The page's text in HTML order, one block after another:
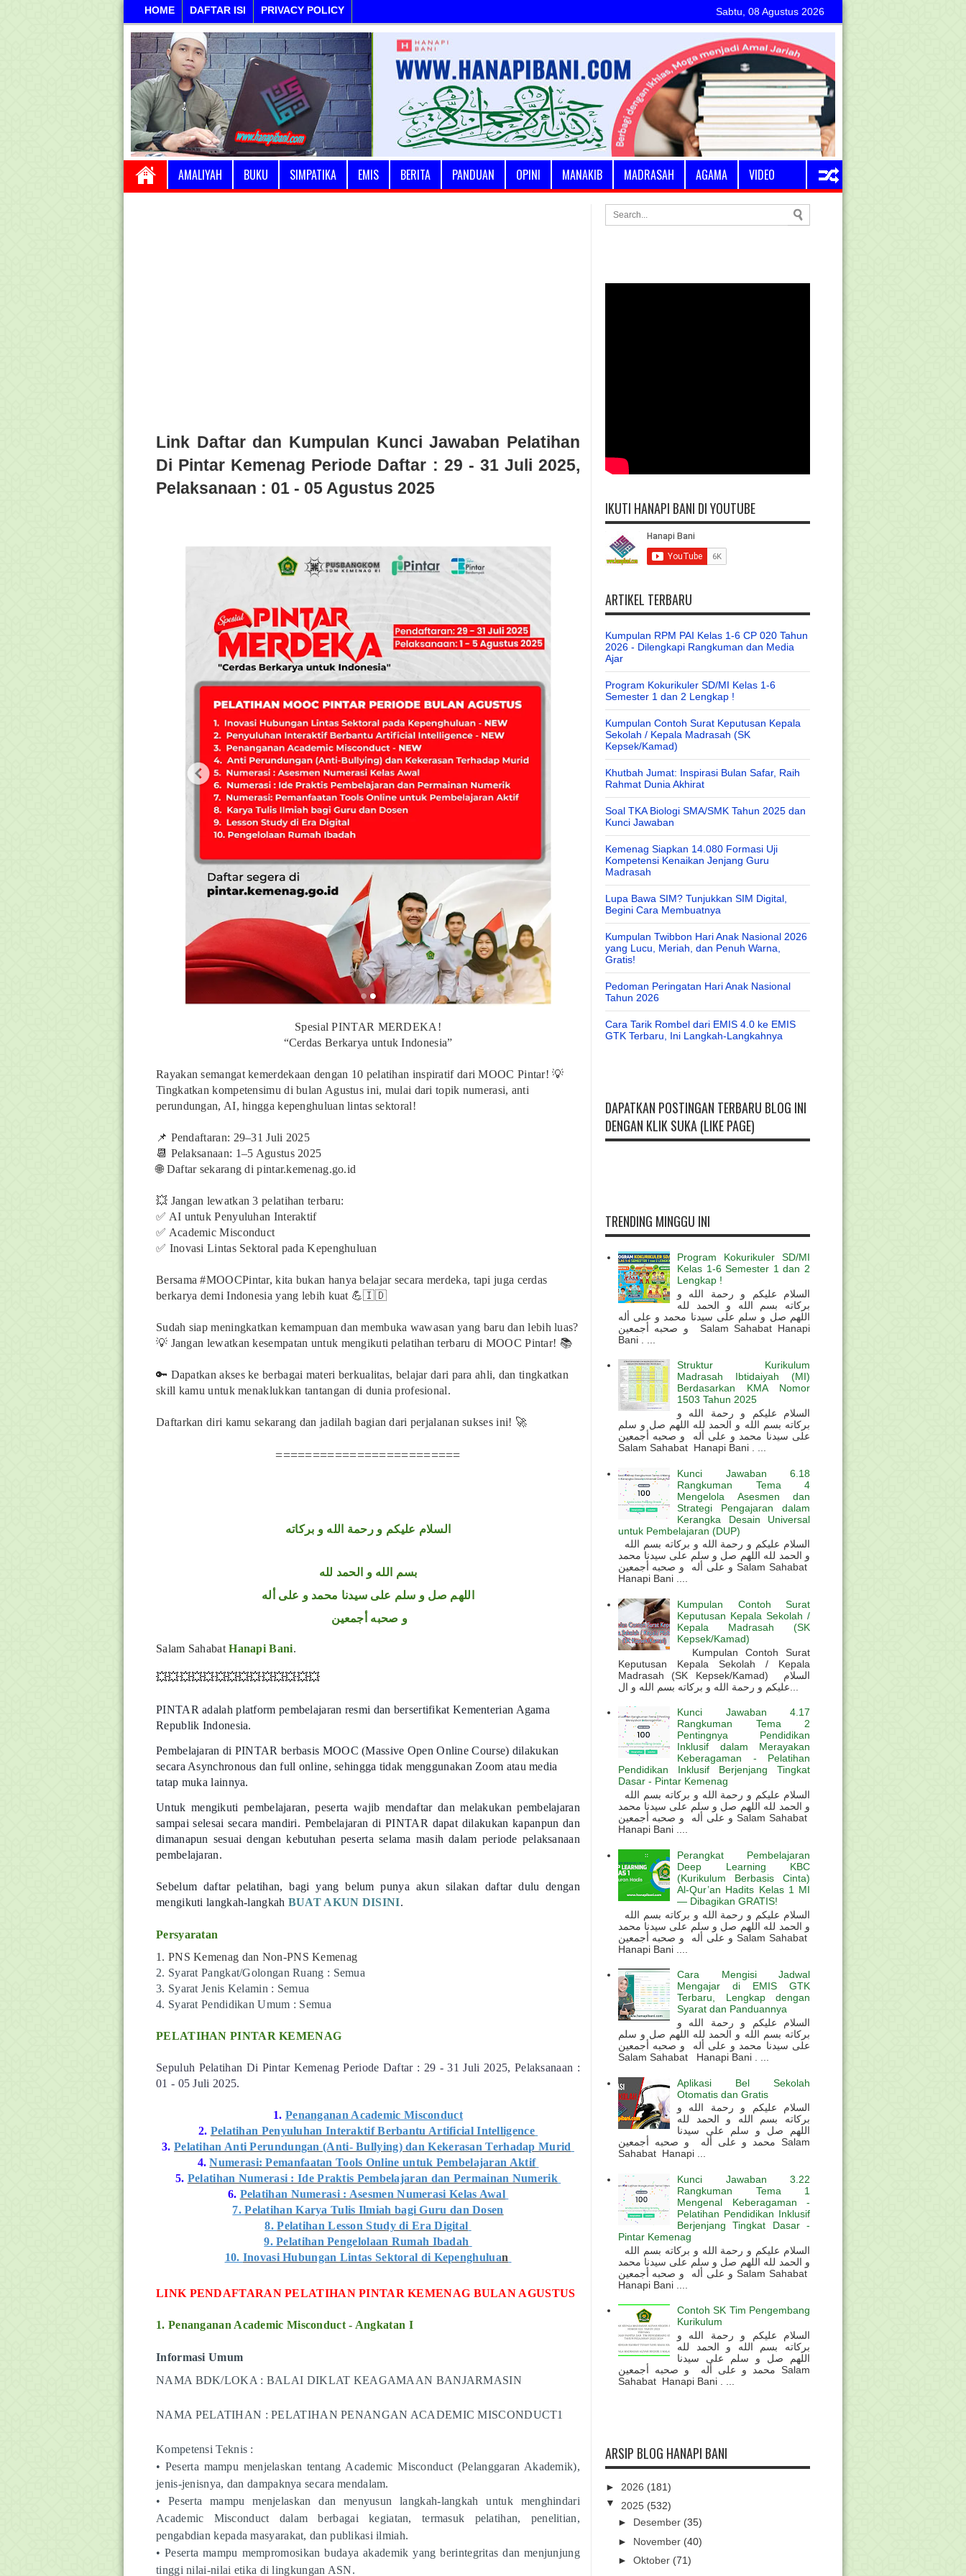
HOME DAFTAR ISI PRIVACY POLICY Sabtu, 08 Agustus 2026
AMALIYAH BUKU SIMPATIKA EMIS BERITA PANDUAN OPINI MANAKIB MADRASAH AGAMA VIDEO
Link Daftar dan Kumpulan Kunci Jawaban Pelatihan
Di Pintar Kemenag Periode Daftar : 29 - 31 Juli 2025,
Pelaksanaan : 01 - 05 Agustus 2025
Spesial PINTAR MERDEKA!
“Cerdas Berkarya untuk Indonesia”
Rayakan semangat kemerdekaan dengan 10 pelatihan inspiratif dari MOOC Pintar! 💡
Tingkatkan kompetensimu di bulan Agustus ini, mulai dari topik numerasi, anti
perundungan, AI, hingga kepenghuluan lintas sektoral!
📌 Pendaftaran: 29–31 Juli 2025
📆 Pelaksanaan: 1–5 Agustus 2025
🌐 Daftar sekarang di pintar.kemenag.go.id
💥 Jangan lewatkan 3 pelatihan terbaru:
✅ AI untuk Penyuluhan Interaktif
✅ Academic Misconduct
✅ Inovasi Lintas Sektoral pada Kepenghuluan
Bersama #MOOCPintar, kita bukan hanya belajar secara merdeka, tapi juga cerdas
berkarya demi Indonesia yang lebih kuat 💪🇮🇩
Sudah siap meningkatkan kemampuan dan membuka wawasan yang baru dan lebih luas?
💡 Jangan lewatkan kesempatan untuk mengikuti pelatihan terbaru di MOOC Pintar! 📚
🔑 Dapatkan akses ke berbagai materi berkualitas, belajar dari para ahli, dan tingkatkan
skill kamu untuk menaklukkan tantangan di dunia profesional.
Daftarkan diri kamu sekarang dan jadilah bagian dari perjalanan sukses ini! 🚀
=========================
السلام عليكم و رحمة الله و بركاته
بسم الله و الحمد لله
اللهم صل و سلم على سيدنا محمد و على أله
و صحبه أجمعين
Salam SahabatHanapi Bani.
💥💥💥💥💥💥💥💥💥💥💥💥💥💥
PINTAR adalah platform pembelajaran resmi dan bersertifikat Kementerian Agama
Republik Indonesia.
Pembelajaran di PINTAR berbasis MOOC (Massive Open Online Course) dilakukan
secara Asynchronous dan full online, sehingga tidak menggunakan Zoom atau media
tatap muka lainnya.
Untuk mengikuti pembelajaran, peserta wajib mendaftar dan melakukan pembelajaran
sampai selesai secara mandiri. Pembelajaran di PINTAR dapat dilakukan kapanpun dan
dimanapun sesuai dengan kebutuhan peserta selama masih dalam periode pelaksanaan
pembelajaran.
Sebelum daftar pelatihan, bagi yang belum punya akun silakan daftar dulu dengan
mengikuti langkah-langkah BUAT AKUN DISINI.
Persyaratan
1. PNS Kemenag dan Non-PNS Kemenag
2. Syarat Pangkat/Golongan Ruang : Semua
3. Syarat Jenis Kelamin : Semua
4. Syarat Pendidikan Umum : Semua
PELATIHAN PINTAR KEMENAG
Sepuluh Pelatihan Di Pintar Kemenag Periode Daftar : 29 - 31 Juli 2025, Pelaksanaan :
01 - 05 Juli 2025.
1. Penanganan Academic Misconduct
2. Pelatihan Penyuluhan Interaktif Berbantu Artificial Intelligence
3. Pelatihan Anti Perundungan (Anti- Bullying) dan Kekerasan Terhadap Murid
4.Numerasi: Pemanfaatan Tools Online untuk Pembelajaran Aktif
5. Pelatihan Numerasi : Ide Praktis Pembelajaran dan Permainan Numerik
6. Pelatihan Numerasi : Asesmen Numerasi Kelas Awal
7.Pelatihan Karya Tulis Ilmiah bagi Guru dan Dosen
8.Pelatihan Lesson Study di Era Digital
9.Pelatihan Pengelolaan Rumah Ibadah
10. Inovasi Hubungan Lintas Sektoral di Kepenghuluan
LINK PENDAFTARAN PELATIHAN PINTAR KEMENAG BULAN AGUSTUS
1. Penanganan Academic Misconduct - Angkatan I
Informasi Umum
NAMA BDK/LOKA : BALAI DIKLAT KEAGAMAAN BANJARMASIN
NAMA PELATIHAN : PELATIHAN PENANGAN ACADEMIC MISCONDUCT1
Kompetensi Teknis :
• Peserta mampu menjelaskan tentang Academic Misconduct (Pelanggaran Akademik),
jenis-jenisnya, dan dampaknya secara mendalam.
• Peserta mampu menjelaskan dan menyusun langkah-langkah untuk menghindari
Academic Misconduct dalam berbagai kegiatan, termasuk pelatihan, penelitian,
pengabdian kepada masyarakat, dan publikasi ilmiah.
• Peserta mampu mempromosikan budaya akademik yang berintegritas dan menjunjung
tinggi nilai-nilai etika di lingkungan ASN.
IKUTI HANAPI BANI DI YOUTUBE
ARTIKEL TERBARU
Kumpulan RPM PAI Kelas 1-6 CP 020 Tahun
2026 - Dilengkapi Rangkuman dan Media
Ajar
Program Kokurikuler SD/MI Kelas 1-6
Semester 1 dan 2 Lengkap !
Kumpulan Contoh Surat Keputusan Kepala
Sekolah / Kepala Madrasah (SK
Kepsek/Kamad)
Khutbah Jumat: Inspirasi Bulan Safar, Raih
Rahmat Dunia Akhirat
Soal TKA Biologi SMA/SMK Tahun 2025 dan
Kunci Jawaban
Kemenag Siapkan 14.080 Formasi Uji
Kompetensi Kenaikan Jenjang Guru
Madrasah
Lupa Bawa SIM? Tunjukkan SIM Digital,
Begini Cara Membuatnya
Kumpulan Twibbon Hari Anak Nasional 2026
yang Lucu, Meriah, dan Penuh Warna,
Gratis!
Pedoman Peringatan Hari Anak Nasional
Tahun 2026
Cara Tarik Rombel dari EMIS 4.0 ke EMIS
GTK Terbaru, Ini Langkah-Langkahnya
DAPATKAN POSTINGAN TERBARU BLOG INI
DENGAN KLIK SUKA (LIKE PAGE)
TRENDING MINGGU INI
Program Kokurikuler SD/MI
Kelas 1-6 Semester 1 dan 2
Lengkap !
السلام عليكم و رحمة الله و
بركاته بسم الله و الحمد لله
اللهم صل و سلم على سيدنا محمد و على أله
و صحبه أجمعين Salam Sahabat Hanapi
Bani . ...
Struktur Kurikulum
Madrasah Ibtidaiyah (MI)
Berdasarkan KMA Nomor
1503 Tahun 2025
السلام عليكم و رحمة الله و
بركاته بسم الله و الحمد لله اللهم صل و سلم
على سيدنا محمد و على أله و صحبه أجمعين
Salam Sahabat Hanapi Bani . ...
Kunci Jawaban 6.18
Rangkuman Tema 4
Mengelola Asesmen dan
Strategi Pengajaran dalam
Kerangka Desain Universal
untuk Pembelajaran (DUP)
و الحمد لله اللهم صل و سلم على سيدنا محمد
و على أله و صحبه أجمعين Salam Sahabat
Hanapi Bani ....
Kumpulan Contoh Surat
Keputusan Kepala Sekolah /
Kepala Madrasah (SK
Kepsek/Kamad)
Kumpulan Contoh Surat
Keputusan Kepala Sekolah / Kepala
Madrasah (SK Kepsek/Kamad) السلام
Kunci Jawaban 4.17
Rangkuman Tema 2
Pentingnya Pendidikan
Inklusif dalam Merayakan
Keberagaman - Pelatihan
Pendidikan Inklusif Berjenjang Tingkat
Dasar - Pintar Kemenag
و الحمد لله اللهم صل و سلم على سيدنا محمد
و على أله و صحبه أجمعين Salam Sahabat
Hanapi Bani ....
Perangkat Pembelajaran
Deep Learning KBC
(Kurikulum Berbasis Cinta)
Al-Qur’an Hadits Kelas 1 MI
— Dibagikan GRATIS!
و الحمد لله اللهم صل و سلم على سيدنا محمد
و على أله و صحبه أجمعين Salam Sahabat
Hanapi Bani ....
Cara Mengisi Jadwal
Mengajar di EMIS GTK
Terbaru, Lengkap dengan
Syarat dan Panduannya
السلام عليكم و رحمة الله و
بركاته بسم الله و الحمد لله اللهم صل و سلم
على سيدنا محمد و على أله و صحبه أجمعين
Salam Sahabat Hanapi Bani . ...
Aplikasi Bel Sekolah
Otomatis dan Gratis
السلام عليكم و رحمة الله و
بركاته بسم الله و الحمد لله
اللهم صل و سلم على سيدنا
محمد و على أله و صحبه أجمعين Salam
Sahabat Hanapi ...
Kunci Jawaban 3.22
Rangkuman Tema 1
Mengenal Keberagaman -
Pelatihan Pendidikan Inklusif
Berjenjang Tingkat Dasar -
Pintar Kemenag
و الحمد لله اللهم صل و سلم على سيدنا محمد
و على أله و صحبه أجمعين Salam Sahabat
Hanapi Bani ....
Contoh SK Tim Pengembang
Kurikulum
السلام عليكم و رحمة الله و
بركاته بسم الله و الحمد لله
اللهم صل و سلم على سيدنا
محمد و على أله و صحبه أجمعين Salam
Sahabat Hanapi Bani . ...
ARSIP BLOG HANAPI BANI
► 2026 (181)
▼ 2025 (532)
► Desember (35)
► November (40)
► Oktober (71)